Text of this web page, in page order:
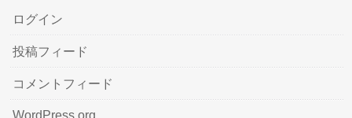
ログイン
投稿フィード
コメントフィード
WordPress.org